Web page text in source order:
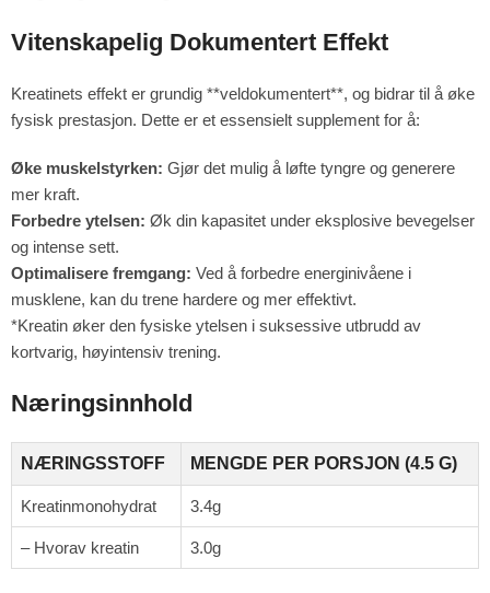
Vitenskapelig Dokumentert Effekt
Kreatinets effekt er grundig **veldokumentert**, og bidrar til å øke
fysisk prestasjon. Dette er et essensielt supplement for å:
Øke muskelstyrken: Gjør det mulig å løfte tyngre og generere
mer kraft.
Forbedre ytelsen: Øk din kapasitet under eksplosive bevegelser
og intense sett.
Optimalisere fremgang: Ved å forbedre energinivåene i
musklene, kan du trene hardere og mer effektivt.
*Kreatin øker den fysiske ytelsen i suksessive utbrudd av
kortvarig, høyintensiv trening.
Næringsinnhold
NÆRINGSSTOFF MENGDE PER PORSJON (4.5 G)
Kreatinmonohydrat 3.4g
– Hvorav kreatin 3.0g